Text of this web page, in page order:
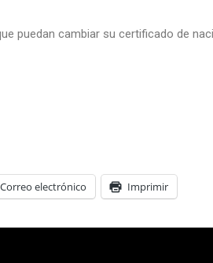
puedan cambiar su certificado de
Correo electrónico Imprimir